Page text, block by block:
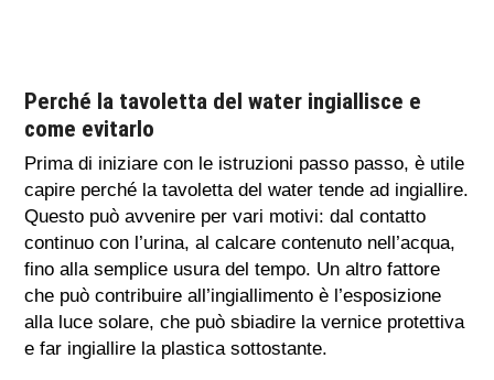
Perché la tavoletta del water ingiallisce e
come evitarlo
Prima di iniziare con le istruzioni passo passo, è utile
capire perché la tavoletta del water tende ad ingiallire.
Questo può avvenire per vari motivi: dal contatto
continuo con l’urina, al calcare contenuto nell’acqua,
fino alla semplice usura del tempo. Un altro fattore
che può contribuire all’ingiallimento è l’esposizione
alla luce solare, che può sbiadire la vernice protettiva
e far ingiallire la plastica sottostante.